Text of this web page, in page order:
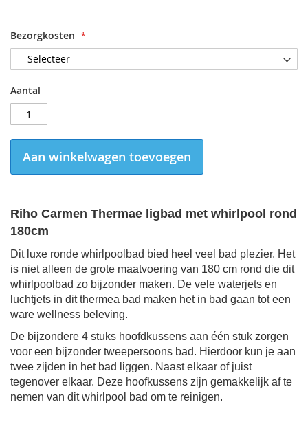
Bezorgkosten
Aantal
Aan winkelwagen toevoegen
Riho Carmen Thermae ligbad met whirlpool rond
180cm
Dit luxe ronde whirlpoolbad bied heel veel bad plezier. Het
is niet alleen de grote maatvoering van 180 cm rond die dit
whirlpoolbad zo bijzonder maken. De vele waterjets en
luchtjets in dit thermea bad maken het in bad gaan tot een
ware wellness beleving.
De bijzondere 4 stuks hoofdkussens aan één stuk zorgen
voor een bijzonder tweepersoons bad. Hierdoor kun je aan
twee zijden in het bad liggen. Naast elkaar of juist
tegenover elkaar. Deze hoofkussens zijn gemakkelijk af te
nemen van dit whirlpool bad om te reinigen.
gallery